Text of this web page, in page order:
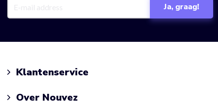
Klantenservice
Over Nouvez